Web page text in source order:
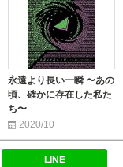
永遠より長い一瞬 〜あの
頃、確かに存在した私た
ち〜
2020/10
LINE